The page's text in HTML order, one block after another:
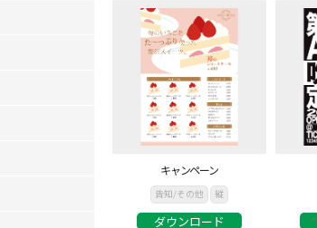
キャンペーン
告知/その他 縦
ダウンロード